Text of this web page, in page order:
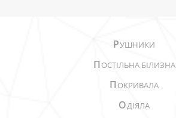
РУШНИКИ
ПОСТІЛЬНА БІЛИЗНА
ПОКРИВАЛА
ОДІЯЛА